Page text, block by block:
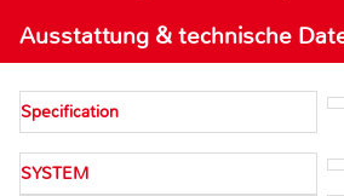
Ausstattung & technische
Specification
SYSTEM